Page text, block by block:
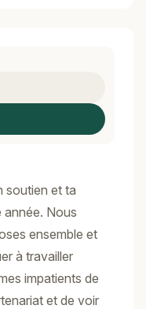
soutien et ta
Nous
ensemble et
à travailler
impatients de
et de voir